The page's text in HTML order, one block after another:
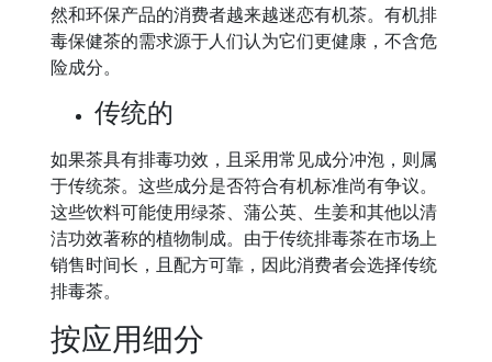
然和环保产品的消费者越来越迷恋有机茶。有机排
毒保健茶的需求源于人们认为它们更健康，不含危
险成分。
传统的
如果茶具有排毒功效，且采用常见成分冲泡，则属
于传统茶。这些成分是否符合有机标准尚有争议。
这些饮料可能使用绿茶、蒲公英、生姜和其他以清
洁功效著称的植物制成。由于传统排毒茶在市场上
销售时间长，且配方可靠，因此消费者会选择传统
排毒茶。
按应用细分